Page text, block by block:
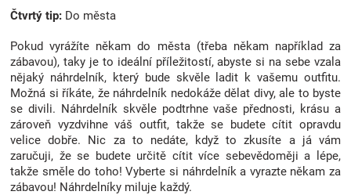
Čtvrtý tip: Do města
Pokud vyrážíte někam do města (třeba někam například za
zábavou), taky je to ideální příležitostí, abyste si na sebe vzala
nějaký náhrdelník, který bude skvěle ladit k vašemu outfitu.
Možná si říkáte, že náhrdelník nedokáže dělat divy, ale to byste
se divili. Náhrdelník skvěle podtrhne vaše přednosti, krásu a
zároveň vyzdvihne váš outfit, takže se budete cítit opravdu
velice dobře. Nic za to nedáte, když to zkusíte a já vám
zaručuji, že se budete určitě cítit více sebevědoměji a lépe,
takže směle do toho! Vyberte si náhrdelník a vyrazte někam za
zábavou! Náhrdelníky miluje každý.